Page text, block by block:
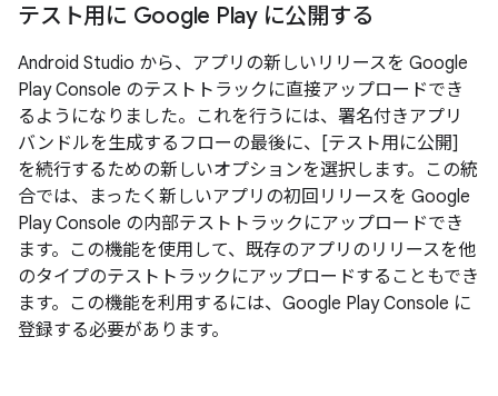
テスト用に Google Play に公開する
Android Studio から、アプリの新しいリリースを Google
Play Console のテストトラックに直接アップロードでき
るようになりました。これを行うには、署名付きアプリ
バンドルを生成するフローの最後に、[テスト用に公開]
を続行するための新しいオプションを選択します。この統
合では、まったく新しいアプリの初回リリースを Google
Play Console の内部テストトラックにアップロードでき
ます。この機能を使用して、既存のアプリのリリースを他
のタイプのテストトラックにアップロードすることもでき
ます。この機能を利用するには、Google Play Console に
登録する必要があります。